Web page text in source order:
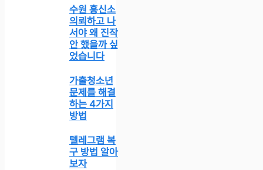
수원 흥신소
의뢰하고 나
서야 왜 진작
안 했을까 싶
었습니다
가출청소년
문제를 해결
하는 4가지
방법
텔레그램 복
구 방법 알아
보자